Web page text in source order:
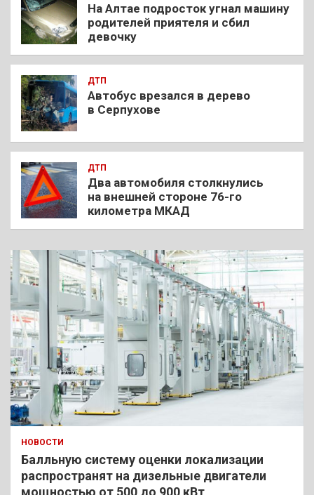
На Алтае подросток угнал машину
родителей приятеля и сбил
девочку
ДТП
Автобус врезался в дерево
в Серпухове
ДТП
Два автомобиля столкнулись
на внешней стороне 76-го
километра МКАД
НОВОСТИ
Балльную систему оценки локализации
распространят на дизельные двигатели
мощностью от 500 до 900 кВт